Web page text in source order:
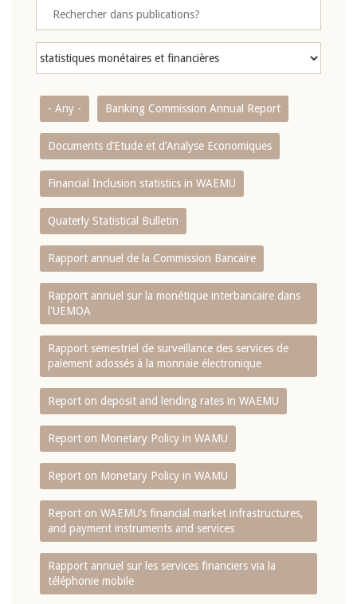
- Any - Banking Commission Annual Report
Documents d’Etude et d’Analyse Economiques
Financial Inclusion statistics in WAEMU
Quaterly Statistical Bulletin
Rapport annuel de la Commission Bancaire
Rapport annuel sur la monétique interbancaire dans
l'UEMOA
Rapport semestriel de surveillance des services de
paiement adossés à la monnaie électronique
Report on deposit and lending rates in WAEMU
Report on Monetary Policy in WAMU
Report on Monetary Policy in WAMU
Report on WAEMU’s financial market infrastructures,
and payment instruments and services
Rapport annuel sur les services financiers via la
téléphonie mobile